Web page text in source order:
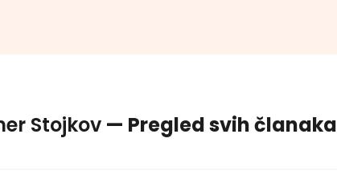
Stojkov— Pregled svih članaka